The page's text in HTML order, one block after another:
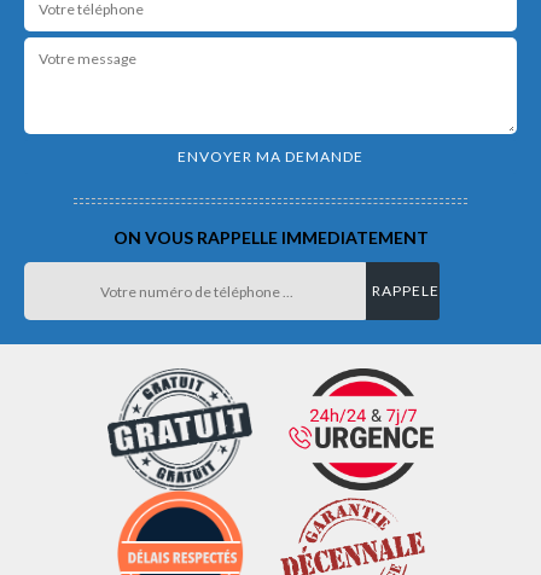
ON VOUS RAPPELLE IMMEDIATEMENT